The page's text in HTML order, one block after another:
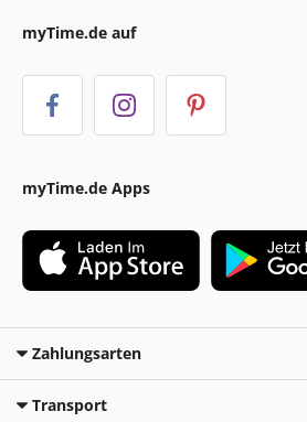
myTime.de auf
myTime.de Apps
Zahlungsarten
Transport